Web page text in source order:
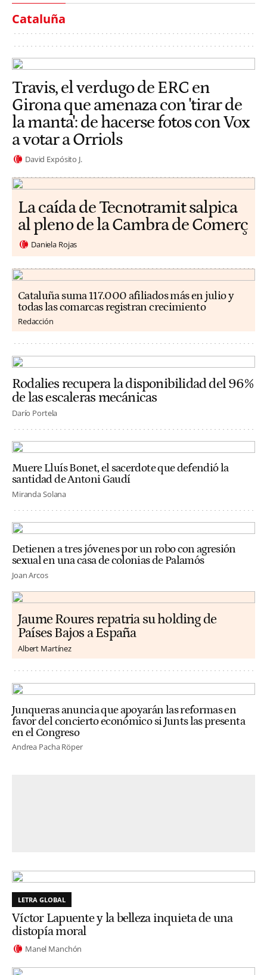
Cataluña
Travis, el verdugo de ERC en
Girona que amenaza con 'tirar de
la manta': de hacerse fotos con Vox
a votar a Orriols
David Expósito J.
La caída de Tecnotramit salpica
al pleno de la Cambra de Comerç
Daniela Rojas
Cataluña suma 117.000 afiliados más en julio y
todas las comarcas registran crecimiento
Redacción
Rodalies recupera la disponibilidad del 96%
de las escaleras mecánicas
Darío Portela
Muere Lluís Bonet, el sacerdote que defendió la
santidad de Antoni Gaudí
Miranda Solana
Detienen a tres jóvenes por un robo con agresión
sexual en una casa de colonias de Palamós
Joan Arcos
Jaume Roures repatria su holding de
Países Bajos a España
Albert Martínez
Junqueras anuncia que apoyarán las reformas en
favor del concierto económico si Junts las presenta
en el Congreso
Andrea Pacha Röper
LETRA GLOBAL
Víctor Lapuente y la belleza inquieta de una
distopía moral
Manel Manchón